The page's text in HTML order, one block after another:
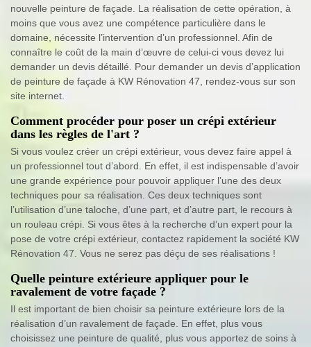
nouvelle peinture de façade. La réalisation de cette opération, à
moins que vous avez une compétence particulière dans le
domaine, nécessite l’intervention d’un professionnel. Afin de
connaître le coût de la main d’œuvre de celui-ci vous devez lui
demander un devis détaillé. Pour demander un devis d’application
de peinture de façade à KW Rénovation 47, rendez-vous sur son
site internet.
Comment procéder pour poser un crépi extérieur
dans les règles de l'art ?
Si vous voulez créer un crépi extérieur, vous devez faire appel à
un professionnel tout d’abord. En effet, il est indispensable d’avoir
une grande expérience pour pouvoir appliquer l’une des deux
techniques pour sa réalisation. Ces deux techniques sont
l’utilisation d’une taloche, d’une part, et d’autre part, le recours à
un rouleau crépi. Si vous êtes à la recherche d’un expert pour la
pose de votre crépi extérieur, contactez rapidement la société KW
Rénovation 47. Vous ne serez pas déçu de ses réalisations !
Quelle peinture extérieure appliquer pour le
ravalement de votre façade ?
Il est important de bien choisir sa peinture extérieure lors de la
réalisation d’un ravalement de façade. En effet, plus vous
choisissez une peinture de qualité, plus vous apportez de soins à